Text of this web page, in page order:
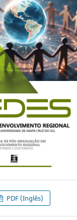
PDF (Inglês)